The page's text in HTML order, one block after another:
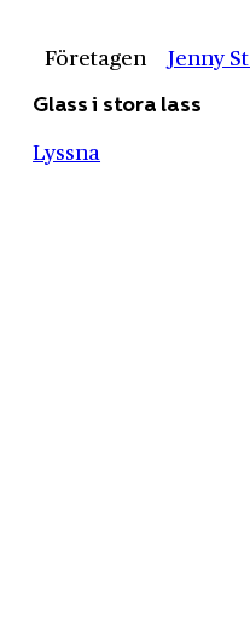
Företagen Jenny
Glass i stora lass
Lyssna